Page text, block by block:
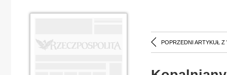
POPRZEDNI ARTYKUŁ Z